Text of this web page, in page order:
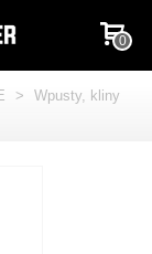
0
>
Wpusty, kliny